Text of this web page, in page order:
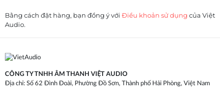
Bằng cách đặt hàng, bạn đồng ý với Điều khoản sử dụng của Việt
Audio.
CÔNG TY TNHH ÂM THANH VIỆT AUDIO
Địa chỉ: Số 62 Đình Đoài, Phường Đồ Sơn, Thành phố Hải Phòng, Việt Nam